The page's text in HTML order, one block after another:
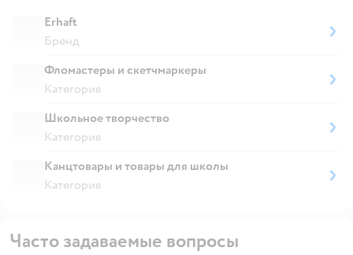
Erhaft
Бренд
Фломастеры и скетчмаркеры
Категория
Школьное творчество
Категория
Канцтовары и товары для школы
Категория
Часто задаваемые вопросы